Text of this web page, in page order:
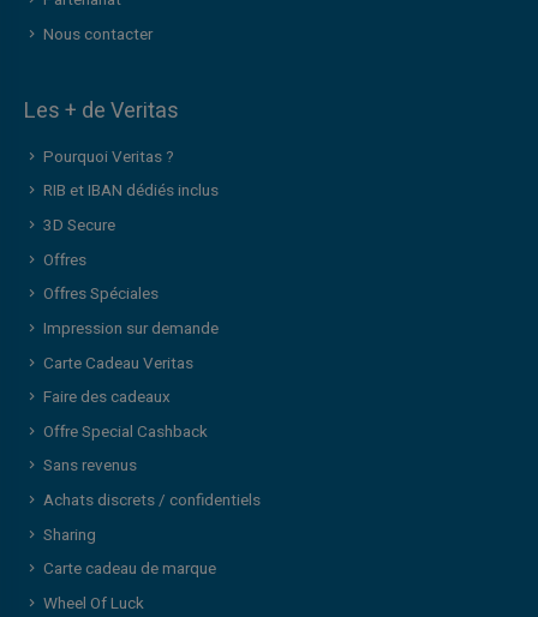
Nous contacter
Les + de Veritas
Pourquoi Veritas ?
RIB et IBAN dédiés inclus
3D Secure
Offres
Offres Spéciales
Impression sur demande
Carte Cadeau Veritas
Faire des cadeaux
Offre Special Cashback
Sans revenus
Achats discrets / confidentiels
Sharing
Carte cadeau de marque
Wheel Of Luck